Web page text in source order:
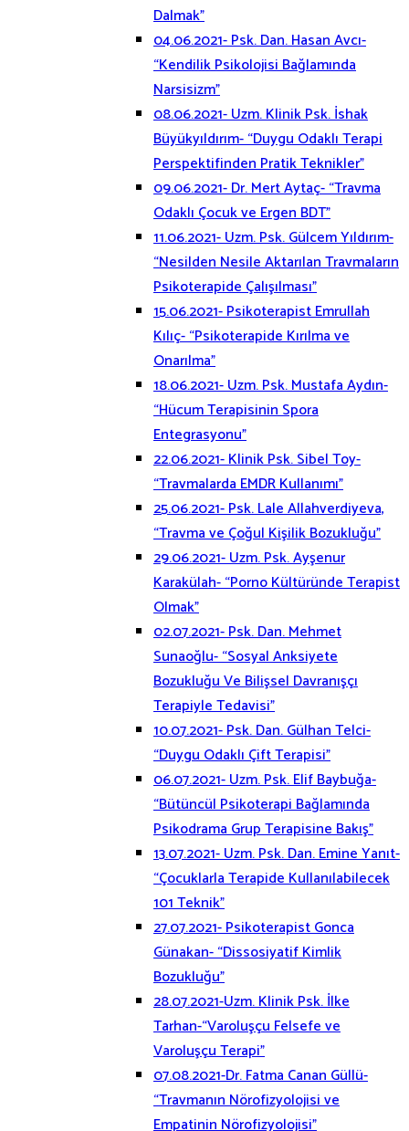
Dalmak”
04.06.2021- Psk. Dan. Hasan Avcı-
“Kendilik Psikolojisi Bağlamında
Narsisizm”
08.06.2021- Uzm. Klinik Psk. İshak
Büyükyıldırım- “Duygu Odaklı Terapi
Perspektifinden Pratik Teknikler”
09.06.2021- Dr. Mert Aytaç- “Travma
Odaklı Çocuk ve Ergen BDT”
11.06.2021- Uzm. Psk. Gülcem Yıldırım-
“Nesilden Nesile Aktarılan Travmaların
Psikoterapide Çalışılması”
15.06.2021- Psikoterapist Emrullah
Kılıç- “Psikoterapide Kırılma ve
Onarılma”
18.06.2021- Uzm. Psk. Mustafa Aydın-
“Hücum Terapisinin Spora
Entegrasyonu”
22.06.2021- Klinik Psk. Sibel Toy-
“Travmalarda EMDR Kullanımı”
25.06.2021- Psk. Lale Allahverdiyeva,
“Travma ve Çoğul Kişilik Bozukluğu”
29.06.2021- Uzm. Psk. Ayşenur
Karakülah- “Porno Kültüründe Terapist
Olmak”
02.07.2021- Psk. Dan. Mehmet
Sunaoğlu- “Sosyal Anksiyete
Bozukluğu Ve Bilişsel Davranışçı
Terapiyle Tedavisi”
10.07.2021- Psk. Dan. Gülhan Telci-
“Duygu Odaklı Çift Terapisi”
06.07.2021- Uzm. Psk. Elif Baybuğa-
“Bütüncül Psikoterapi Bağlamında
Psikodrama Grup Terapisine Bakış”
13.07.2021- Uzm. Psk. Dan. Emine Yanıt-
“Çocuklarla Terapide Kullanılabilecek
101 Teknik”
27.07.2021- Psikoterapist Gonca
Günakan- “Dissosiyatif Kimlik
Bozukluğu”
28.07.2021-Uzm. Klinik Psk. İlke
Tarhan-“Varoluşçu Felsefe ve
Varoluşçu Terapi”
07.08.2021-Dr. Fatma Canan Güllü-
“Travmanın Nörofizyolojisi ve
Empatinin Nörofizyolojisi”